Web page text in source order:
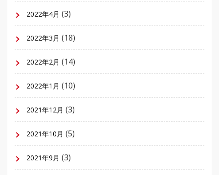
2022年4月 (3)
2022年3月 (18)
2022年2月 (14)
2022年1月 (10)
2021年12月 (3)
2021年10月 (5)
2021年9月 (3)